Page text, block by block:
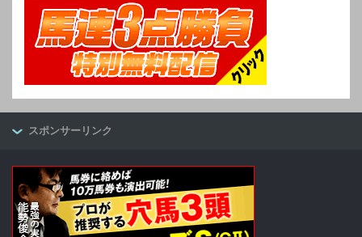
スポンサーリンク